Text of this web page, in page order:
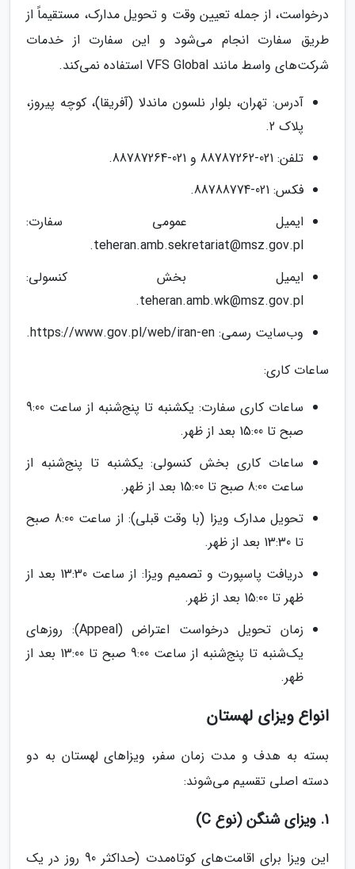
درخواست، از جمله تعیین وقت و تحویل مدارک، مستقیماً از
طریق سفارت انجام می‌شود و این سفارت از خدمات
شرکت‌های واسط مانند VFS Global استفاده نمی‌کند.
آدرس: تهران، بلوار نلسون ماندلا (آفریقا)، کوچه پیروز،
پلاک 2.
تلفن: 021-88787262 و 021-88787264.
فکس: 021-88788774.
ایمیل عمومی سفارت:
teheran.amb.sekretariat@msz.gov.pl
.
ایمیل بخش کنسولی:
teheran.amb.wk@msz.gov.pl
.
وب‌سایت رسمی: https://www.gov.pl/web/iran-en
.
ساعات کاری:
ساعات کاری سفارت: یکشنبه تا پنج‌شنبه از ساعت 9:00
صبح تا 15:00 بعد از ظهر.
ساعات کاری بخش کنسولی: یکشنبه تا پنج‌شنبه از
ساعت 8:00 صبح تا 15:00 بعد از ظهر.
تحویل مدارک ویزا (با وقت قبلی): از ساعت 8:00 صبح
تا 13:30 بعد از ظهر.
دریافت پاسپورت و تصمیم ویزا: از ساعت 13:30 بعد از
ظهر تا 15:00 بعد از ظهر.
زمان تحویل درخواست اعتراض (Appeal): روزهای
یک‌شنبه تا پنج‌شنبه از ساعت 9:00 صبح تا 13:00 بعد از
ظهر.
انواع ویزای لهستان
بسته به هدف و مدت زمان سفر، ویزاهای لهستان به دو
دسته اصلی تقسیم می‌شوند:
1. ویزای شنگن (نوع C)
این ویزا برای اقامت‌های کوتاه‌مدت (حداکثر 90 روز در یک